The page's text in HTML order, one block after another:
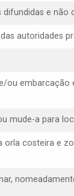
e
autoridades
ou
mude-a para
costeira e